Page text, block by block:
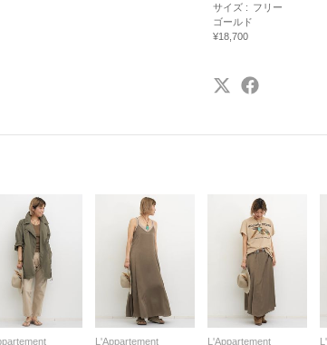
サイズ : フリー
ゴールド
¥18,700
L'Appartement
L'Appartement